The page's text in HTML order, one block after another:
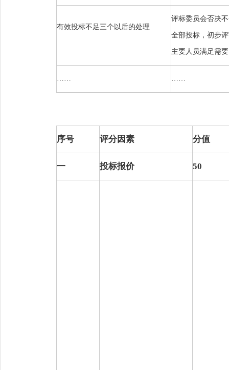
有效投标不足三个以后的处理
评标委员会否决
全部投标，初步
主要人员满足需
…… ……
序号 评分因素 分值
一 投标报价 50